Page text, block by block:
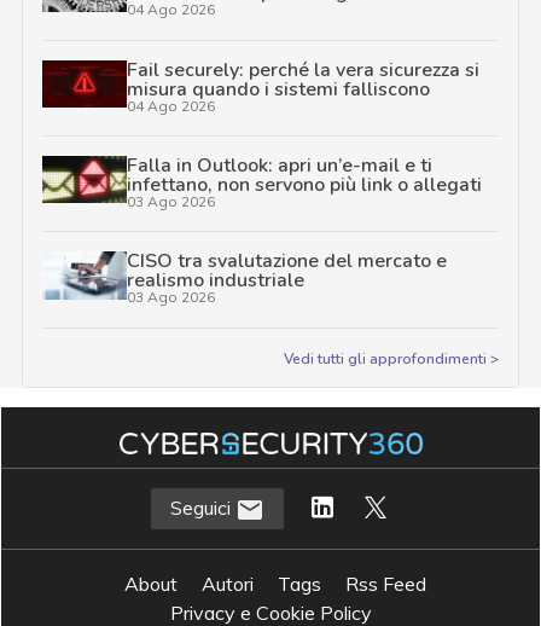
04 Ago 2026
Fail securely: perché la vera sicurezza si
misura quando i sistemi falliscono
04 Ago 2026
Falla in Outlook: apri un’e-mail e ti
infettano, non servono più link o allegati
03 Ago 2026
CISO tra svalutazione del mercato e
realismo industriale
03 Ago 2026
Vedi tutti gli approfondimenti >
Seguici
About Autori Tags
Rss Feed
Privacy e Cookie Policy